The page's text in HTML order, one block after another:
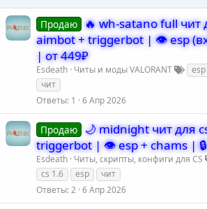
Продаю 🔥 wh-satano full чит
aimbot + triggerbot | 👁️ esp
| от 449₽
Esdeath Читы и моды VALORANT esp
чит
Ответы 1 6 Апр 2026
Продаю 🌙 midnight чит для
triggerbot | 👁️ esp + chams |
Esdeath Читы, скрипты, конфиги для CS
cs 1.6
esp
чит
Ответы 2 6 Апр 2026